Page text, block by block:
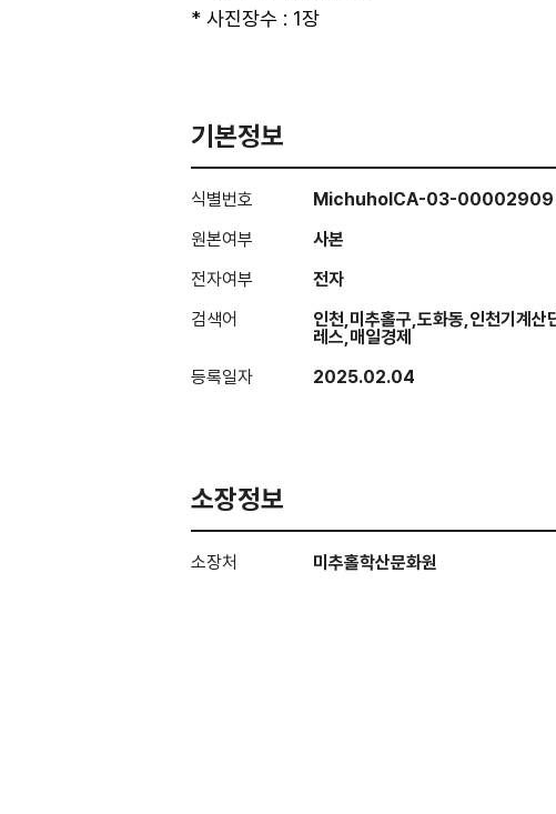
* 사진장수 : 1장
기본정보
식별번호
MichuholCA-03-00002909
원본여부
사본
전자여부
전자
검색어
인천,미추홀구,도화동,인천기계산
레스,매일경제
등록일자
2025.02.04
소장정보
소장처 미추홀학산문화원